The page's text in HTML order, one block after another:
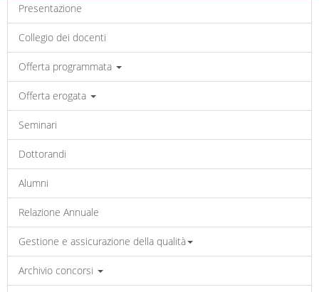
Presentazione
Collegio dei docenti
Offerta programmata
Offerta erogata
Seminari
Dottorandi
Alumni
Relazione Annuale
Gestione e assicurazione della qualità
Archivio concorsi